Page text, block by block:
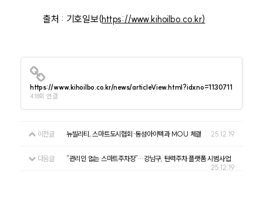
출처 : 기호일보(https://www.kihoilbo.co.kr)
https://www.kihoilbo.co.kr/news/articleView.html?idxno=1130711
418회 연결
이전글 뉴빌리티, 스마트도시협회·동성아이텍과 MOU 체결 25.12.19
다음글
"관리인 없는 스마트주차장"…강남구, 탄력주차 플랫폼 시범사업
25.12.19